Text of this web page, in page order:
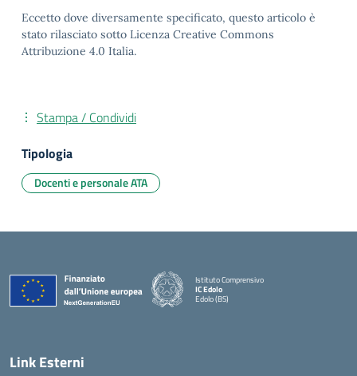
Eccetto dove diversamente specificato, questo articolo è
stato rilasciato sotto Licenza Creative Commons
Attribuzione 4.0 Italia.
Stampa / Condividi
Tipologia
Docenti e personale ATA
Istituto Comprensivo
IC Edolo
Edolo (BS)
Link Esterni